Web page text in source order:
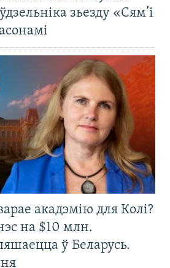
зьезду «Сям’і
акадэмію для Колі?
на $10 млн.
ў Беларусь.